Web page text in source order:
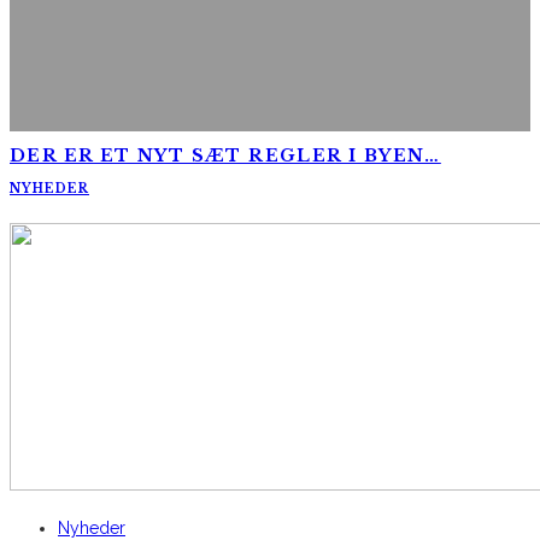
DER ER ET NYT SÆT REGLER I BYEN…
NYHEDER
Nyheder